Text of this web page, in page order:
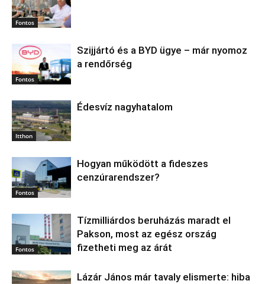
Fontos
Fontos
Szijjártó és a BYD ügye – már nyomoz
a rendőrség
Itthon
Édesvíz nagyhatalom
Fontos
Hogyan működött a fideszes
cenzúrarendszer?
Fontos
Tízmilliárdos beruházás maradt el
Pakson, most az egész ország
fizetheti meg az árát
Lázár János már tavaly elismerte: hiba